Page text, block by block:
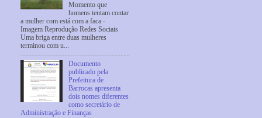
Momento que
homens tentam contar
a mulher com está com a faca -
Imagem Reprodução Redes Sociais
Uma briga entre duas mulheres
terminou com u...
Documento
publicado pela
Prefeitura de
Barrocas apresenta
dois nomes diferentes
como secretário de
Administração e Finanças